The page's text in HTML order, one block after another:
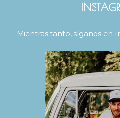
Mientras tanto, síganos en